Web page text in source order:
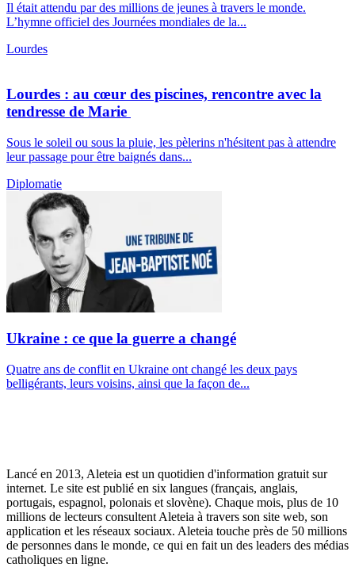
Il était attendu par des millions de jeunes à travers le monde.
L’hymne officiel des Journées mondiales de la...
Lourdes
Lourdes : au cœur des piscines, rencontre avec la
tendresse de Marie
Sous le soleil ou sous la pluie, les pèlerins n'hésitent pas à attendre
leur passage pour être baignés dans...
Diplomatie
Ukraine : ce que la guerre a changé
Quatre ans de conflit en Ukraine ont changé les deux pays
belligérants, leurs voisins, ainsi que la façon de...
Lancé en 2013, Aleteia est un quotidien d'information gratuit sur
internet. Le site est publié en six langues (français, anglais,
portugais, espagnol, polonais et slovène). Chaque mois, plus de 10
millions de lecteurs consultent Aleteia à travers son site web, son
application et les réseaux sociaux. Aleteia touche près de 50 millions
de personnes dans le monde, ce qui en fait un des leaders des médias
catholiques en ligne.